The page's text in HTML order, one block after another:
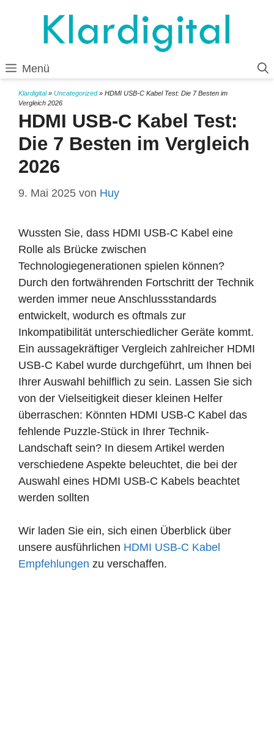
Menü
Klardigital» Uncategorized» HDMI USB-C Kabel Test: Die 7 Besten im
Vergleich 2026
HDMI USB-C Kabel Test:
Die 7 Besten im Vergleich
2026
9. Mai 2025 von Huy
Wussten Sie, dass HDMI USB-C Kabel eine
Rolle als Brücke zwischen
Technologiegenerationen spielen können?
Durch den fortwährenden Fortschritt der Technik
werden immer neue Anschlussstandards
entwickelt, wodurch es oftmals zur
Inkompatibilität unterschiedlicher Geräte kommt.
Ein aussagekräftiger Vergleich zahlreicher HDMI
USB-C Kabel wurde durchgeführt, um Ihnen bei
Ihrer Auswahl behilflich zu sein. Lassen Sie sich
von der Vielseitigkeit dieser kleinen Helfer
überraschen: Könnten HDMI USB-C Kabel das
fehlende Puzzle-Stück in Ihrer Technik-
Landschaft sein? In diesem Artikel werden
verschiedene Aspekte beleuchtet, die bei der
Auswahl eines HDMI USB-C Kabels beachtet
werden sollten
Wir laden Sie ein, sich einen Überblick über
unsere ausführlichen HDMI USB-C Kabel
Empfehlungen zu verschaffen.